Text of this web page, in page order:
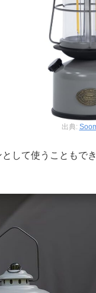
出典:
して使うこともで